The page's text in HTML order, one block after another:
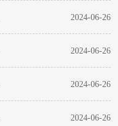
2024-06-26
2024-06-26
2024-06-26
2024-06-26